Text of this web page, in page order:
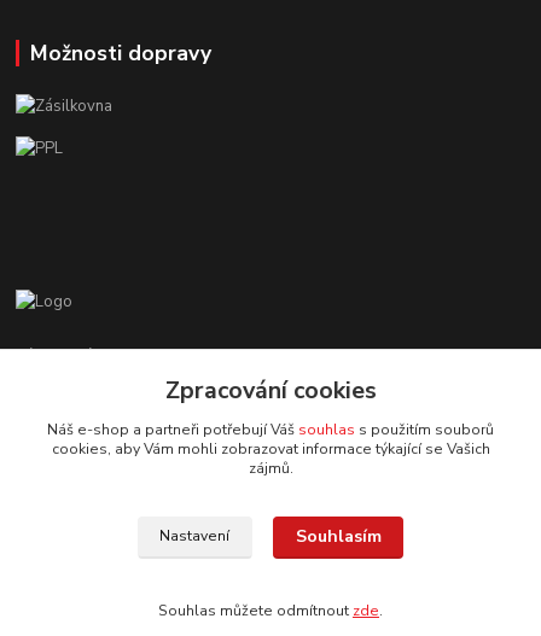
Možnosti dopravy
Zákaznická podpora EshopMB.cz
+420 606 622 002
eshopmb@seznam.cz
© Copyright 2024 Martha Black
Zpracování cookies
Náš e-shop a partneři potřebují Váš souhlas s použitím souborů
cookies, aby Vám mohli zobrazovat informace týkající se Vašich
zájmů.
Nastavení Souhlasím
Souhlas můžete odmítnout zde.